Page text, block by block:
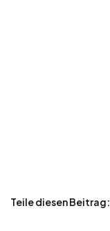
Teile diesen Beitrag: